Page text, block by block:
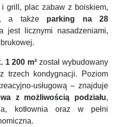
grill, plac zabaw z boiskiem,
a także parking na 28
jest licznymi nasadzeniami,
1 200 m² został wybudowany
trzech kondygnacji. Poziom
usługową – znajduje
z możliwością podziału,
kotłownia oraz w pełni